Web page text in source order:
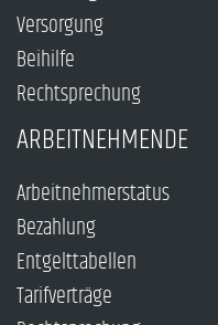
Versorgung
Beihilfe
Rechtsprechung
ARBEITNEHMENDE
Arbeitnehmerstatus
Bezahlung
Entgelttabellen
Tarifverträge